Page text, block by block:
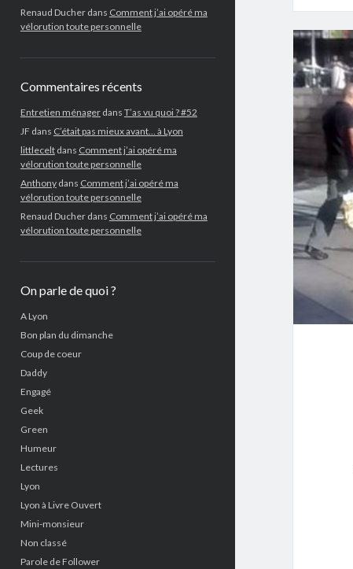
Renaud Ducherdans Comment j’ai opéré ma
vélorution toute personnelle
Commentaires récents
Entretien ménagerdans T’as vu quoi ? #52
JF dans C’était pas mieux avant… à Lyon
littleceltdans Comment j’ai opéré ma
vélorution toute personnelle
Anthonydans Comment j’ai opéré ma
vélorution toute personnelle
Renaud Ducherdans Comment j’ai opéré ma
vélorution toute personnelle
On parle de quoi ?
A Lyon
Bon plan du dimanche
Coup de coeur
Daddy
Engagé
Geek
Green
Humeur
Lectures
Lyon
Lyon à Livre Ouvert
Mini-monsieur
Non classé
Parole de Follower